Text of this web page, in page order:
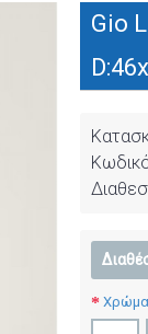
Gio
Χρώμα